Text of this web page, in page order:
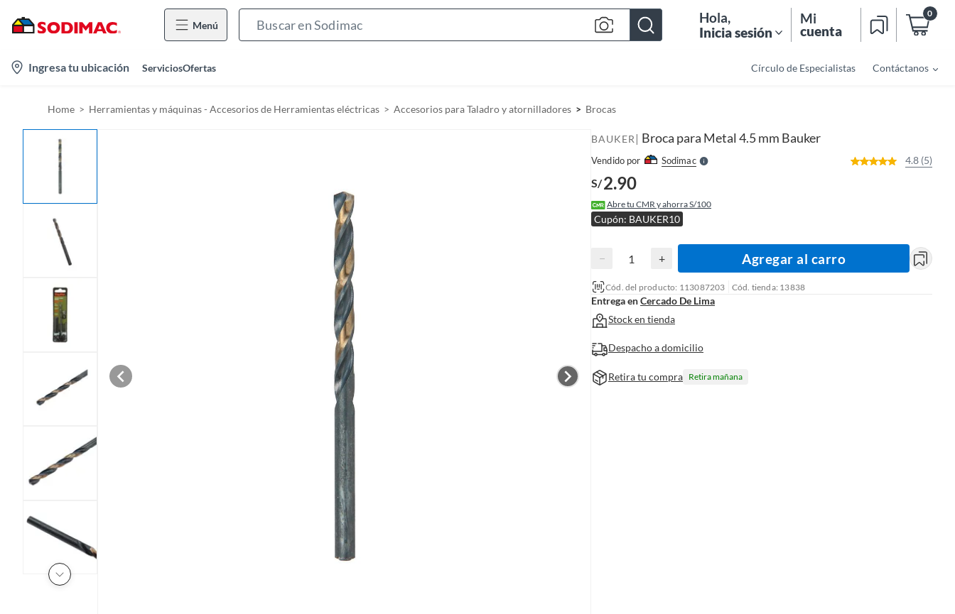
Menú
h
Hola,
Inicia sesión
Mi
cuenta
0
Ingresa tu ubicación ServiciosOfertas Círculo de Especialistas Contáctanos
Home Herramientas y máquinas - Accesorios de Herramientas eléctricas Accesorios para Taladro y atornilladores Brocas
BAUKER | Broca para Metal 4.5 mm Bauker
Vendido por SodimacS
l
l
4.8 (5)
S/2.90
Abre tu CMR y ahorra S/100
Cupón: BAUKER10
− + Agregar al carro
Cód. del producto: 113087203 Cód. tienda: 13838
Entrega enCercado De Lima
Stock en tienda
Despacho a domicilio
Retira tu compra Retira mañana